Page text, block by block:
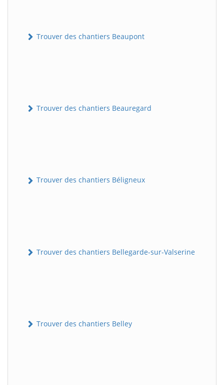
Trouver des chantiers Beaupont
Trouver des chantiers Beauregard
Trouver des chantiers Béligneux
Trouver des chantiers Bellegarde-sur-Valserine
Trouver des chantiers Belley